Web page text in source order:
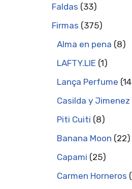
Faldas 33
Firmas 375
Alma en pena 8
LAFTY.LIE 1
Lança Perfume 14
Casilda y Jimenez
Piti Cuiti 8
Banana Moon 22
Capami 25
Carmen Horneros